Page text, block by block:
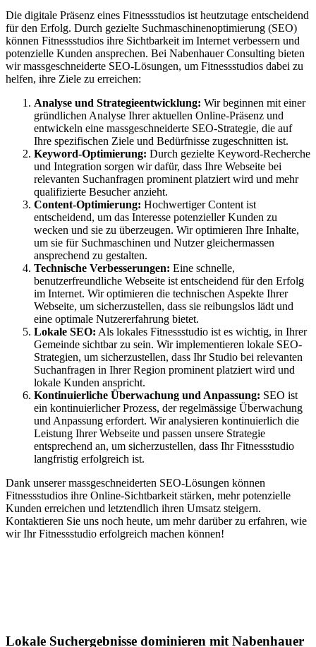
Die digitale Präsenz eines Fitnessstudios ist heutzutage entscheidend
für den Erfolg. Durch gezielte Suchmaschinenoptimierung (SEO)
können Fitnessstudios ihre Sichtbarkeit im Internet verbessern und
potenzielle Kunden ansprechen. Bei Nabenhauer Consulting bieten
wir massgeschneiderte SEO-Lösungen, um Fitnessstudios dabei zu
helfen, ihre Ziele zu erreichen:
Analyse und Strategieentwicklung: Wir beginnen mit einer
gründlichen Analyse Ihrer aktuellen Online-Präsenz und
entwickeln eine massgeschneiderte SEO-Strategie, die auf
Ihre spezifischen Ziele und Bedürfnisse zugeschnitten ist.
Keyword-Optimierung: Durch gezielte Keyword-Recherche
und Integration sorgen wir dafür, dass Ihre Webseite bei
relevanten Suchanfragen prominent platziert wird und mehr
qualifizierte Besucher anzieht.
Content-Optimierung: Hochwertiger Content ist
entscheidend, um das Interesse potenzieller Kunden zu
wecken und sie zu überzeugen. Wir optimieren Ihre Inhalte,
um sie für Suchmaschinen und Nutzer gleichermassen
ansprechend zu gestalten.
Technische Verbesserungen: Eine schnelle,
benutzerfreundliche Webseite ist entscheidend für den Erfolg
im Internet. Wir optimieren die technischen Aspekte Ihrer
Webseite, um sicherzustellen, dass sie reibungslos lädt und
eine optimale Nutzererfahrung bietet.
Lokale SEO: Als lokales Fitnessstudio ist es wichtig, in Ihrer
Gemeinde sichtbar zu sein. Wir implementieren lokale SEO-
Strategien, um sicherzustellen, dass Ihr Studio bei relevanten
Suchanfragen in Ihrer Region prominent platziert wird und
lokale Kunden anspricht.
Kontinuierliche Überwachung und Anpassung: SEO ist
ein kontinuierlicher Prozess, der regelmässige Überwachung
und Anpassung erfordert. Wir analysieren kontinuierlich die
Leistung Ihrer Webseite und passen unsere Strategie
entsprechend an, um sicherzustellen, dass Ihr Fitnessstudio
langfristig erfolgreich ist.
Dank unserer massgeschneiderten SEO-Lösungen können
Fitnessstudios ihre Online-Sichtbarkeit stärken, mehr potenzielle
Kunden erreichen und letztendlich ihren Umsatz steigern.
Kontaktieren Sie uns noch heute, um mehr darüber zu erfahren, wie
wir Ihr Fitnessstudio erfolgreich machen können!
Lokale Suchergebnisse dominieren mit Nabenhauer